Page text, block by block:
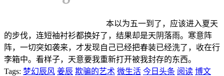
本以为五一到了，应该进入夏天
的步伐，连短袖衬衫都换好了，结果却是天阴落雨。寒意阵
阵，一切突如袭来，才发现自己已经把春装已经洗了，收在行
李箱中。看样子，天意要我重新打开被我封存的东西。
Tags: 梦幻辰风 姜辰 欺骗的艺术 微生活 今日头条 阅读 博文